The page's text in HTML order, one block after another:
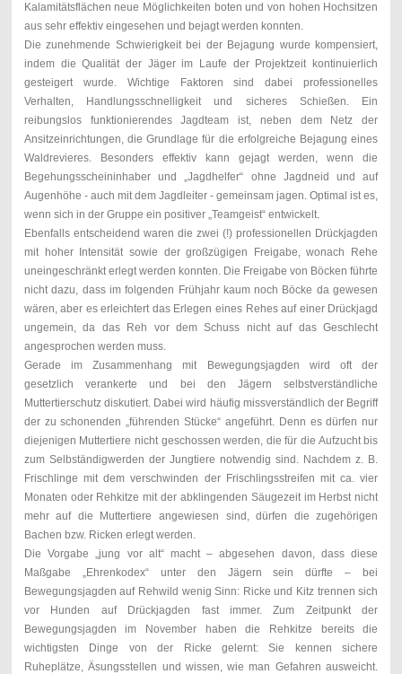
Kalamitätsflächen neue Möglichkeiten boten und von hohen Hochsitzen
aus sehr effektiv eingesehen und bejagt werden konnten.
Die zunehmende Schwierigkeit bei der Bejagung wurde kompensiert,
indem die Qualität der Jäger im Laufe der Projektzeit kontinuierlich
gesteigert wurde. Wichtige Faktoren sind dabei professionelles
Verhalten, Handlungsschnelligkeit und sicheres Schießen. Ein
reibungslos funktionierendes Jagdteam ist, neben dem Netz der
Ansitzeinrichtungen, die Grundlage für die erfolgreiche Bejagung eines
Waldrevieres. Besonders effektiv kann gejagt werden, wenn die
Begehungsscheininhaber und „Jagdhelfer“ ohne Jagdneid und auf
Augenhöhe - auch mit dem Jagdleiter - gemeinsam jagen. Optimal ist es,
wenn sich in der Gruppe ein positiver „Teamgeist“ entwickelt.
Ebenfalls entscheidend waren die zwei (!) professionellen Drückjagden
mit hoher Intensität sowie der großzügigen Freigabe, wonach Rehe
uneingeschränkt erlegt werden konnten. Die Freigabe von Böcken führte
nicht dazu, dass im folgenden Frühjahr kaum noch Böcke da gewesen
wären, aber es erleichtert das Erlegen eines Rehes auf einer Drückjagd
ungemein, da das Reh vor dem Schuss nicht auf das Geschlecht
angesprochen werden muss.
Gerade im Zusammenhang mit Bewegungsjagden wird oft der
gesetzlich verankerte und bei den Jägern selbstverständliche
Muttertierschutz diskutiert. Dabei wird häufig missverständlich der Begriff
der zu schonenden „führenden Stücke“ angeführt. Denn es dürfen nur
diejenigen Muttertiere nicht geschossen werden, die für die Aufzucht bis
zum Selbständigwerden der Jungtiere notwendig sind. Nachdem z. B.
Frischlinge mit dem verschwinden der Frischlingsstreifen mit ca. vier
Monaten oder Rehkitze mit der abklingenden Säugezeit im Herbst nicht
mehr auf die Muttertiere angewiesen sind, dürfen die zugehörigen
Bachen bzw. Ricken erlegt werden.
Die Vorgabe „jung vor alt“ macht – abgesehen davon, dass diese
Maßgabe „Ehrenkodex“ unter den Jägern sein dürfte – bei
Bewegungsjagden auf Rehwild wenig Sinn: Ricke und Kitz trennen sich
vor Hunden auf Drückjagden fast immer. Zum Zeitpunkt der
Bewegungsjagden im November haben die Rehkitze bereits die
wichtigsten Dinge von der Ricke gelernt: Sie kennen sichere
Ruheplätze, Äsungsstellen und wissen, wie man Gefahren ausweicht.